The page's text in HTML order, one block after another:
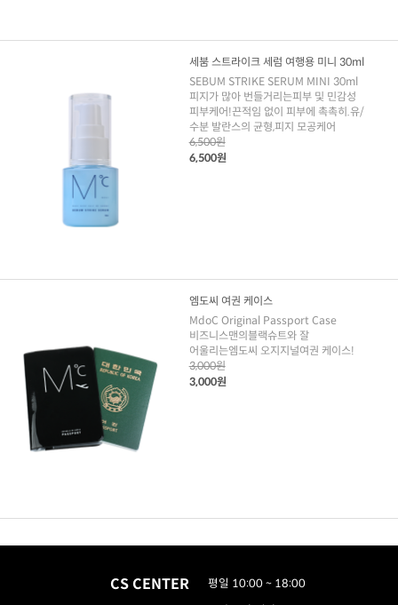
세붐 스트라이크 세럼 여행용 미니 30ml
SEBUM STRIKE SERUM MINI 30ml
피지가 많아 번들거리는피부 및 민감성
피부케어!끈적임 없이 피부에 촉촉히.유/
수분 발란스의 균형,피지 모공케어
6,500원
6,500원
엠도씨 여권 케이스
MdoC Original Passport Case
비즈니스맨의블랙슈트와 잘
어울리는엠도씨 오지지널여권 케이스!
3,000원
3,000원
CS CENTER
평일 10:00 ~ 18:00